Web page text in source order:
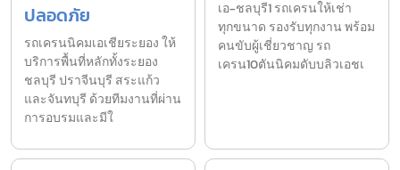
ปลอดภัย
รถเครนนิคมเอเชียระยอง ให้
บริการพื้นที่หลักทั้งระยอง
ชลบุรี ปราจีนบุรี สระแก้ว
และจันทบุรี ด้วยทีมงานที่ผ่าน
การอบรมและมีใ
เอ-ชลบุรี1 รถเครนให้เช่า
ทุกขนาด รองรับทุกงาน พร้อม
คนขับผู้เชี่ยวชาญ รถ
เครน10ตันนิคมดับบลิวเอชเ